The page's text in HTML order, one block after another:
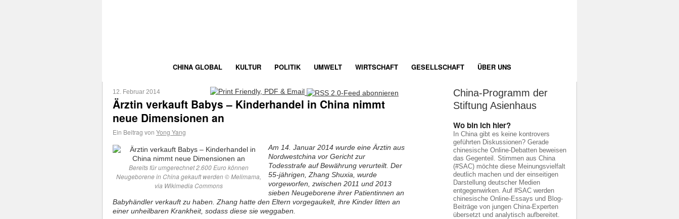
CHINA GLOBAL KULTUR POLITIK UMWELT WIRTSCHAFT GESELLSCHAFT ÜBER UNS
12. Februar 2014
Ärztin verkauft Babys – Kinderhandel in China nimmt
neue Dimensionen an
Ein Beitrag von Yong Yang
Bereits für umgerechnet 2.600 Euro können
Neugeborene in China gekauft werden © Melimama,
via Wikimedia Commons
Am 14. Januar 2014 wurde eine Ärztin aus
Nordwestchina vor Gericht zur
Todesstrafe auf Bewährung verurteilt. Der
55-jährigen, Zhang Shuxia, wurde
vorgeworfen, zwischen 2011 und 2013
sieben Neugeborene ihrer Patientinnen an
Babyhändler verkauft zu haben. Zhang hatte den Eltern vorgegaukelt, ihre Kinder litten an
einer unheilbaren Krankheit, sodass diese sie weggaben.
China-Programm der
Stiftung Asienhaus
Wo bin ich hier?
In China gibt es keine kontrovers
geführten Diskussionen? Gerade
chinesische Online-Debatten beweisen
das Gegenteil. Stimmen aus China
(#SAC) möchte diese Meinungsvielfalt
deutlich machen und der einseitigen
Darstellung deutscher Medien
entgegenwirken. Auf #SAC werden
chinesische Online-Essays und Blog-
Beiträge von jungen China-Experten
übersetzt und analytisch aufbereitet.